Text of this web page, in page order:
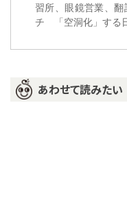
習所、眼鏡営業、
チ 「空洞化」する
あわせて読みたい